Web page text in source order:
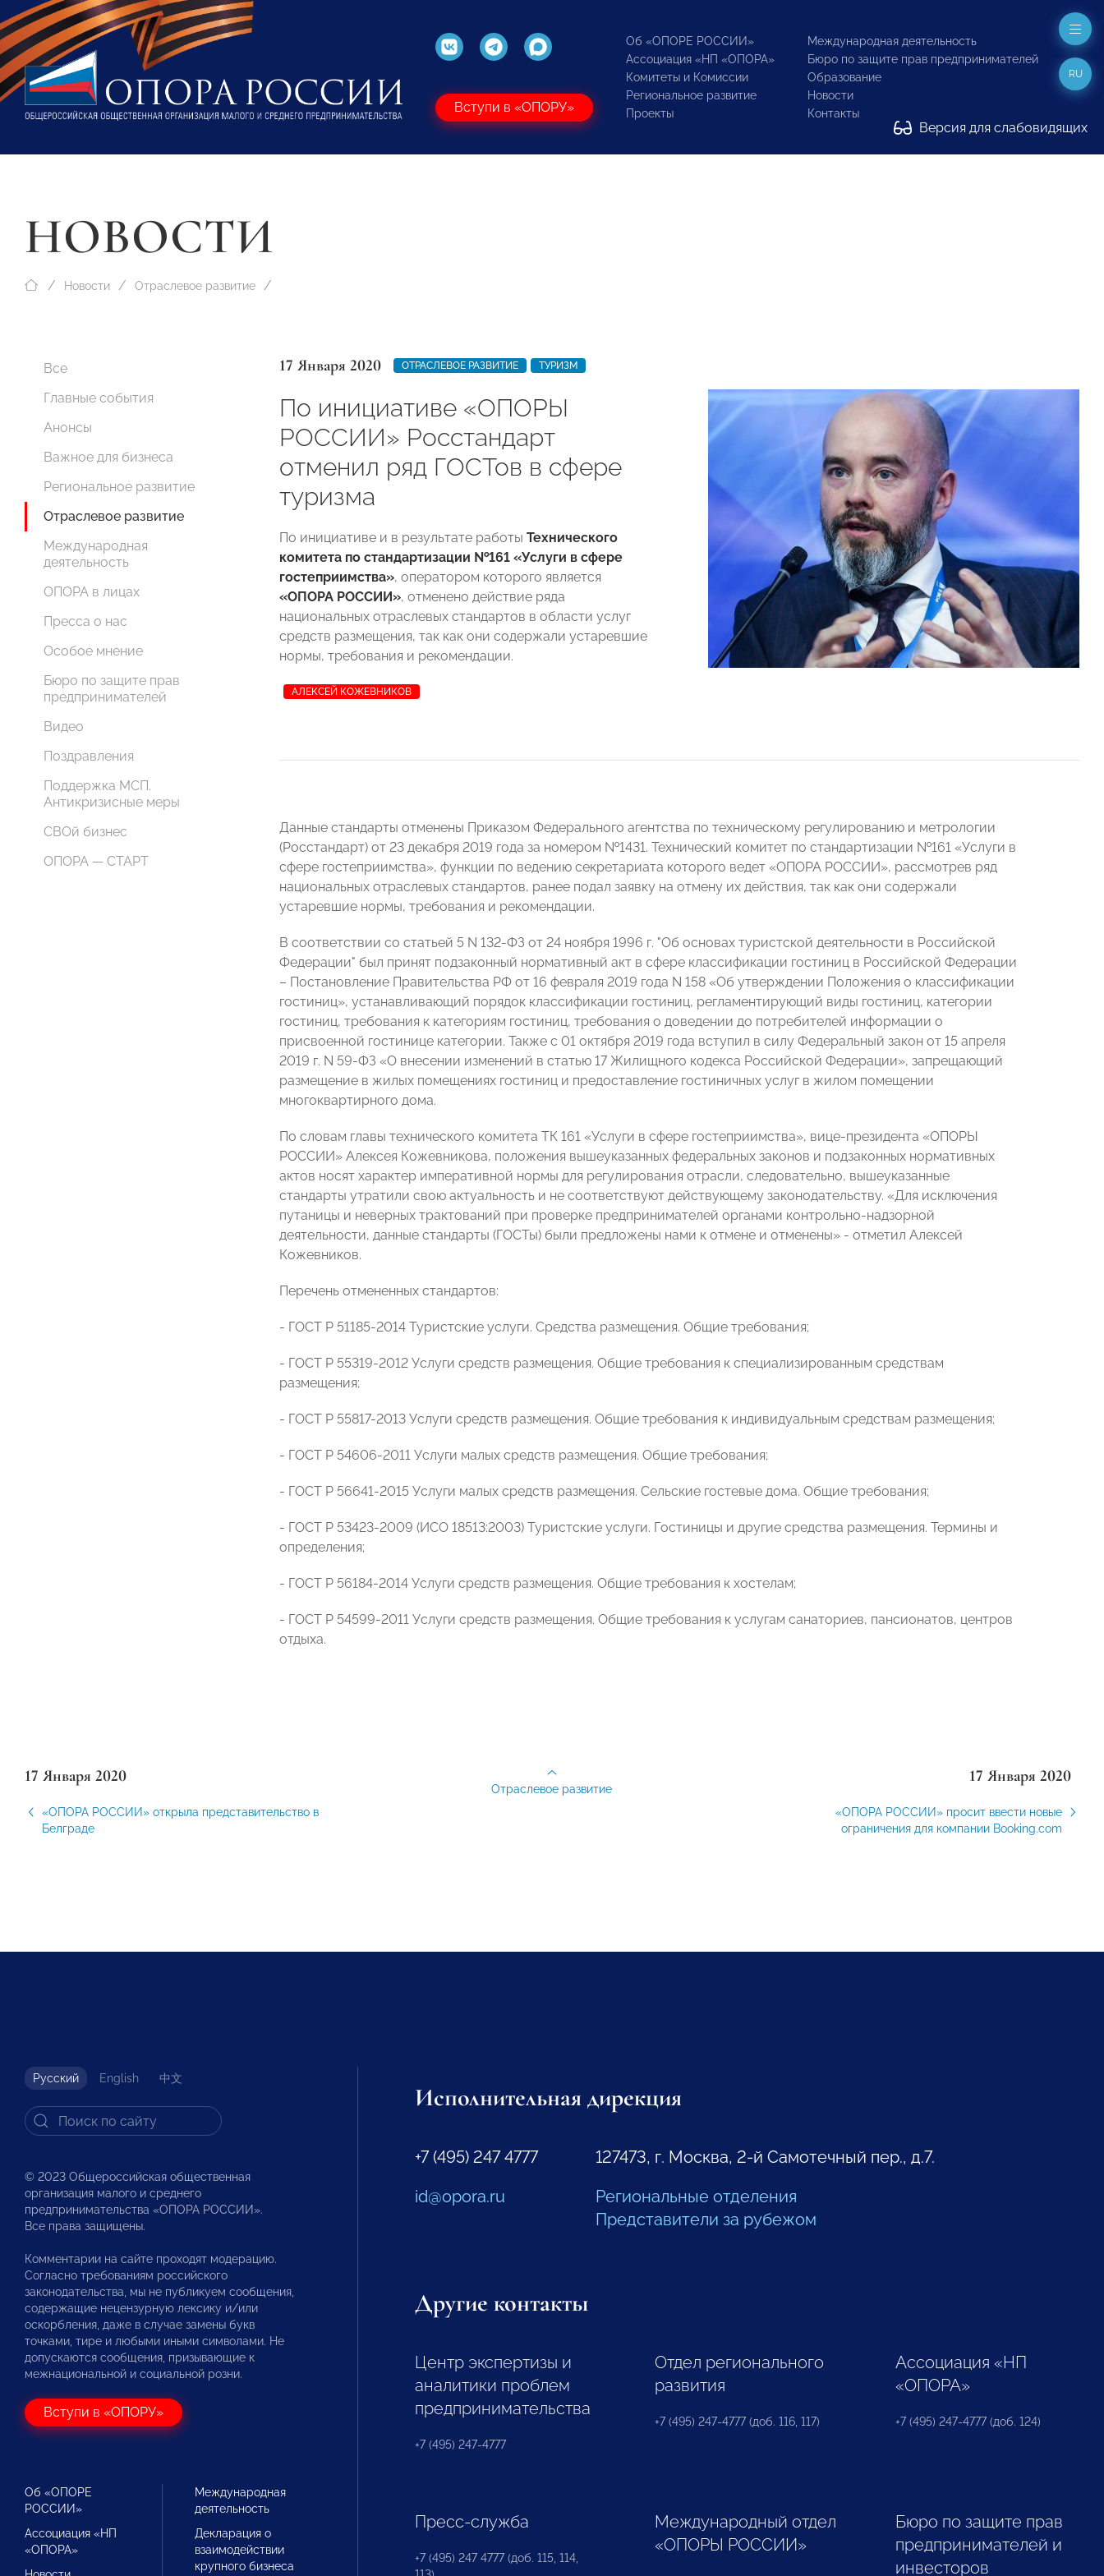
Вступи в «ОПОРУ»
Об «ОПОРЕ РОССИИ»
Ассоциация «НП «ОПОРА»
Комитеты и Комиссии
Региональное развитие
Проекты
Международная деятельность
Бюро по защите прав предпринимателей
Образование
Новости
Контакты
Версия для слабовидящих
RU
НОВОСТИ
Новости Отраслевое развитие
Все
Главные события
Анонсы
Важное для бизнеса
Региональное развитие
Отраслевое развитие
Международная
деятельность
ОПОРА в лицах
Пресса о нас
Особое мнение
Бюро по защите прав
предпринимателей
Видео
Поздравления
Поддержка МСП.
Антикризисные меры
СВОй бизнес
ОПОРА — СТАРТ
17 Января 2020 ОТРАСЛЕВОЕ РАЗВИТИЕ ТУРИЗМ
По инициативе «ОПОРЫ
РОССИИ» Росстандарт
отменил ряд ГОСТов в сфере
туризма
По инициативе и в результате работы Технического
комитета по стандартизации №161 «Услуги в сфере
гостеприимства», оператором которого является
«ОПОРА РОССИИ», отменено действие ряда
национальных отраслевых стандартов в области услуг
средств размещения, так как они содержали устаревшие
нормы, требования и рекомендации.
АЛЕКСЕЙ КОЖЕВНИКОВ
Данные стандарты отменены Приказом Федерального агентства по техническому регулированию и метрологии
(Росстандарт) от 23 декабря 2019 года за номером №1431. Технический комитет по стандартизации №161 «Услуги в
сфере гостеприимства», функции по ведению секретариата которого ведет «ОПОРА РОССИИ», рассмотрев ряд
национальных отраслевых стандартов, ранее подал заявку на отмену их действия, так как они содержали
устаревшие нормы, требования и рекомендации.
В соответствии со статьей 5 N 132-ФЗ от 24 ноября 1996 г. "Об основах туристской деятельности в Российской
Федерации" был принят подзаконный нормативный акт в сфере классификации гостиниц в Российской Федерации
– Постановление Правительства РФ от 16 февраля 2019 года N 158 «Об утверждении Положения о классификации
гостиниц», устанавливающий порядок классификации гостиниц, регламентирующий виды гостиниц, категории
гостиниц, требования к категориям гостиниц, требования о доведении до потребителей информации о
присвоенной гостинице категории. Также с 01 октября 2019 года вступил в силу Федеральный закон от 15 апреля
2019 г. N 59-ФЗ «О внесении изменений в статью 17 Жилищного кодекса Российской Федерации», запрещающий
размещение в жилых помещениях гостиниц и предоставление гостиничных услуг в жилом помещении
многоквартирного дома.
По словам главы технического комитета ТК 161 «Услуги в сфере гостеприимства», вице-президента «ОПОРЫ
РОССИИ» Алексея Кожевникова, положения вышеуказанных федеральных законов и подзаконных нормативных
актов носят характер императивной нормы для регулирования отрасли, следовательно, вышеуказанные
стандарты утратили свою актуальность и не соответствуют действующему законодательству. «Для исключения
путаницы и неверных трактований при проверке предпринимателей органами контрольно-надзорной
деятельности, данные стандарты (ГОСТы) были предложены нами к отмене и отменены» - отметил Алексей
Кожевников.
Перечень отмененных стандартов:
- ГОСТ Р 51185-2014 Туристские услуги. Средства размещения. Общие требования;
- ГОСТ Р 55319-2012 Услуги средств размещения. Общие требования к специализированным средствам
размещения;
- ГОСТ Р 55817-2013 Услуги средств размещения. Общие требования к индивидуальным средствам размещения;
- ГОСТ Р 54606-2011 Услуги малых средств размещения. Общие требования;
- ГОСТ Р 56641-2015 Услуги малых средств размещения. Сельские гостевые дома. Общие требования;
- ГОСТ Р 53423-2009 (ИСО 18513:2003) Туристские услуги. Гостиницы и другие средства размещения. Термины и
определения;
- ГОСТ Р 56184-2014 Услуги средств размещения. Общие требования к хостелам;
- ГОСТ Р 54599-2011 Услуги средств размещения. Общие требования к услугам санаториев, пансионатов, центров
отдыха.
17 Января 2020
«ОПОРА РОССИИ» открыла представительство в
Белграде
17 Января 2020
«ОПОРА РОССИИ» просит ввести новые
ограничения для компании Booking.com
Отраслевое развитие
Русский English 中文
© 2023 Общероссийская общественная
организация малого и среднего
предпринимательства «ОПОРА РОССИИ».
Все права защищены.
Комментарии на сайте проходят модерацию.
Согласно требованиям российского
законодательства, мы не публикуем сообщения,
содержащие нецензурную лексику и/или
оскорбления, даже в случае замены букв
точками, тире и любыми иными символами. Не
допускаются сообщения, призывающие к
межнациональной и социальной розни.
Вступи в «ОПОРУ»
Об «ОПОРЕ
РОССИИ»
Ассоциация «НП
«ОПОРА»
Международная
деятельность
Декларация о
взаимодействии
крупного бизнеса
Исполнительная дирекция
+7 (495) 247 4777
id@opora.ru
127473, г. Москва, 2-й Самотечный пер., д.7.
Региональные отделения
Представители за рубежом
Другие контакты
Центр экспертизы и
аналитики проблем
предпринимательства
+7 (495) 247-4777
Отдел регионального
развития
+7 (495) 247-4777 (доб. 116, 117)
Ассоциация «НП
«ОПОРА»
+7 (495) 247-4777 (доб. 124)
Пресс-служба
+7 (495) 247 4777 (доб. 115, 114,
Международный отдел
«ОПОРЫ РОССИИ»
Бюро по защите прав
предпринимателей и
инвесторов